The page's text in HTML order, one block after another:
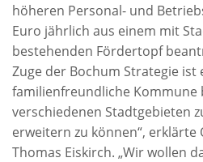
höheren Personal- und
Euro jährlich aus einem mit
bestehenden Fördertopf
Zuge der Bochum Strategie ist
familienfreundliche Kommune
verschiedenen Stadtgebieten
erweitern zu können“,
Thomas Eiskirch. „Wir wollen